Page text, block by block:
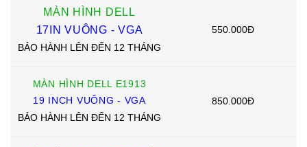
MÀN HÌNH DELL
17IN VUÔNG - VGA
BẢO HÀNH LÊN ĐẾN 12 THÁNG
550.000Đ
MÀN HÌNH DELL E1913
19 INCH VUÔNG - VGA
BẢO HÀNH LÊN ĐẾN 12 THÁNG
850.000Đ